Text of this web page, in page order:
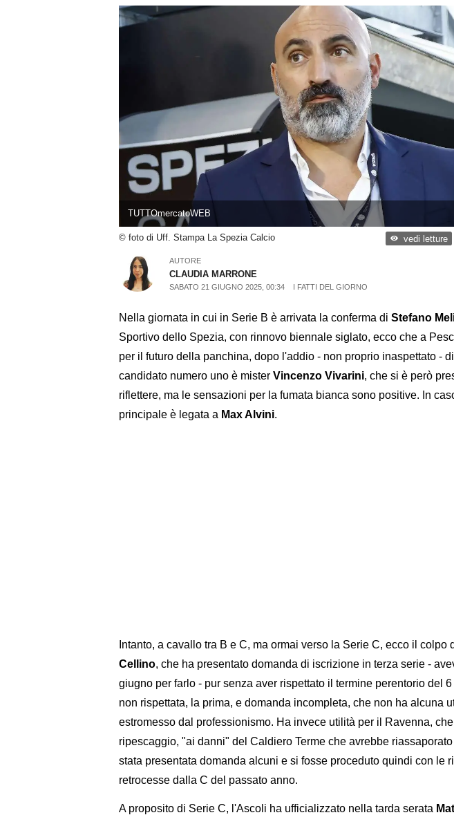
TUTTOmercatoWEB
© foto di Uff. Stampa La Spezia Calcio vedi letture
AUTORE
CLAUDIA MARRONE
SABATO 21 GIUGNO 2025, 00:34 I FATTI DEL GIORNO
Nella giornata in cui in Serie B è arrivata la conferma di Stefano
Sportivo dello Spezia, con rinnovo biennale siglato, ecco che a
per il futuro della panchina, dopo l'addio - non proprio inaspettato -
candidato numero uno è mister Vincenzo Vivarini, che si è però
riflettere, ma le sensazioni per la fumata bianca sono positive. In
principale è legata a Max Alvini.
Intanto, a cavallo tra B e C, ma ormai verso la Serie C, ecco il colpo
Cellino, che ha presentato domanda di iscrizione in terza serie -
giugno per farlo - pur senza aver rispettato il termine perentorio del
non rispettata, la prima, e domanda incompleta, che non ha alcuna
estromesso dal professionismo. Ha invece utilità per il Ravenna,
ripescaggio, "ai danni" del Caldiero Terme che avrebbe
stata presentata domanda alcuni e si fosse proceduto quindi con le
retrocesse dalla C del passato anno.
A proposito di Serie C, l'Ascoli ha ufficializzato nella tarda serata